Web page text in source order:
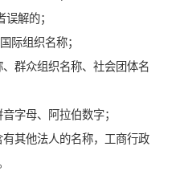
解的；
际组织名称；
群众组织名称、社会团体名
字母、阿拉伯数字；
其他法人的名称，工商行政